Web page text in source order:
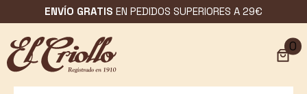
al
contenido
ENVÍO GRATIS EN PEDIDOS SUPERIORES A 29€
0